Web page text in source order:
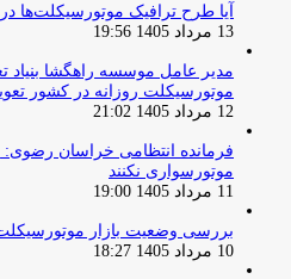
آیا طرح ترافیک موتورسیکلت‌ها
13 مرداد 1405 19:56
مدیر عامل موسسه راهگشا بنیاد
موتورسیکلت روزانه در کشور
12 مرداد 1405 21:02
فرمانده انتظامی خراسان رضوی:
موتورسواری نکنند
11 مرداد 1405 19:00
بررسی وضعیت بازار
10 مرداد 1405 18:27